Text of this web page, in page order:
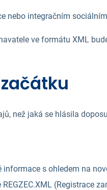
nebo integračním
ve formátu XML
než jaká se hlásila
s ohledem na
(Registrace